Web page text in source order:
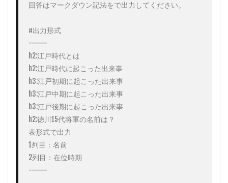
回答はマークダウン記法をで出力してください。
#出力形式
------
h2:江戸時代とは
h2:江戸時代に起こった出来事
h3:江戸初期に起こった出来事
h3:江戸中期に起こった出来事
h3:江戸後期に起こった出来事
h2:徳川15代将軍の名前は？
表形式で出力
1列目：名前
2列目：在位時期
------